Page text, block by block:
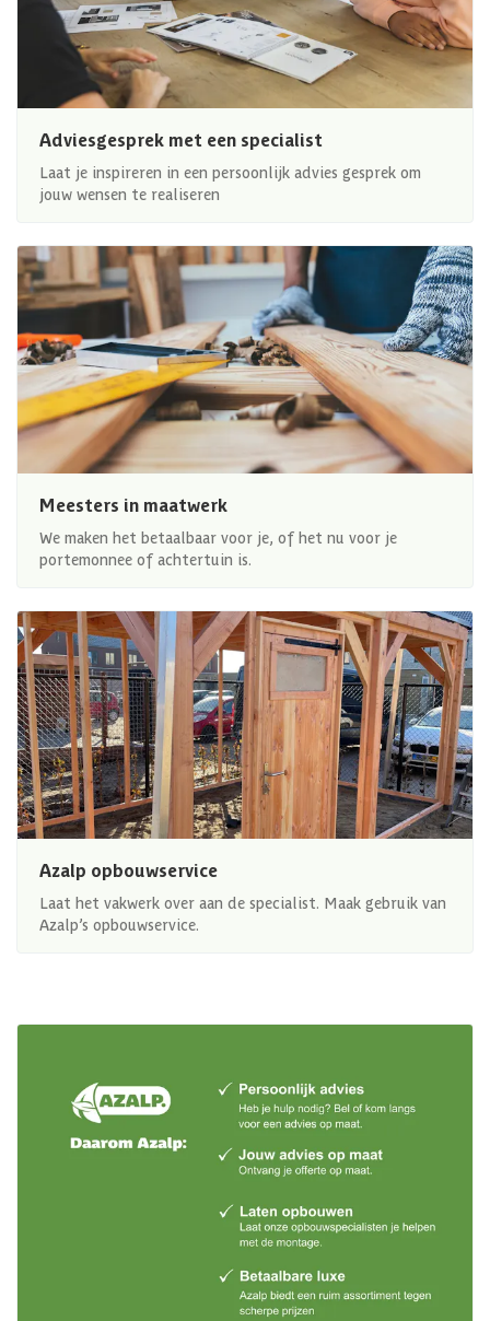
Adviesgesprek met een specialist
Laat je inspireren in een persoonlijk advies gesprek om
jouw wensen te realiseren
Meesters in maatwerk
We maken het betaalbaar voor je, of het nu voor je
portemonnee of achtertuin is.
Azalp opbouwservice
Laat het vakwerk over aan de specialist. Maak gebruik van
Azalp’s opbouwservice.